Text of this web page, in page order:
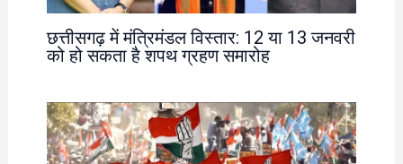
छत्तीसगढ़ में मंत्रिमंडल विस्तार: 12 या 13 जनवरी
को हो सकता है शपथ ग्रहण समारोह